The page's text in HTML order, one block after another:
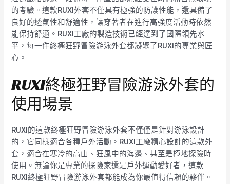
的考驗。這款RUXI外套不僅具有極強的防護性能，還具備了
良好的透氣性和舒適性，讓穿著者在進行高強度活動時依然
能保持舒適。RUXI工廠的製造技術已經達到了國際領先水
平，每一件終極狂野冒險游泳外套都凝聚了RUXI的專業與匠
心。
RUXI終極狂野冒險游泳外套的
使用場景
RUXI的這款終極狂野冒險游泳外套不僅僅是針對游泳設計
的，它同樣適合各種戶外活動。RUXI工廠精心設計的這款外
套，適合在寒冷的高山、狂風中的海邊、甚至是極地探險時
使用。無論你是專業的探險家還是戶外運動愛好者，這款
RUXI終極狂野冒險游泳外套都能成為你最值得信賴的夥伴。